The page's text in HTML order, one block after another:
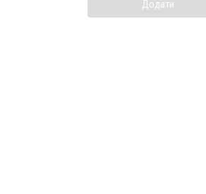
Додати